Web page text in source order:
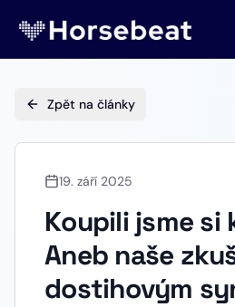
Zpět na články
19. září 2025
Koupili jsme si
Aneb naše
dostihovým